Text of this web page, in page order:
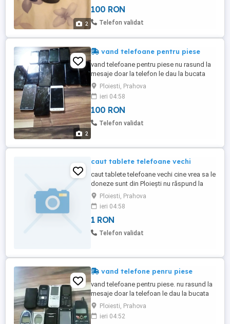
2
100 RON
Telefon validat
2
vand telefoane pentru piese
vand telefoane pentru piese nu rasund la
mesaje doar la telefon le dau la bucata
Ploiesti, Prahova
ieri 04:58
100 RON
Telefon validat
caut tablete telefoane vechi
caut tablete telefoane vechi cine vrea sa le
doneze sunt din Ploiești nu răspund la
telefonPloiesti, Prahova
ieri 04:58
1 RON
Telefon validat
vand telefone penru piese
vand telefoane pentru piese. nu rasund la
mesaje doar la telefoan le dau la bucata
Ploiesti, Prahova
ieri 04:52